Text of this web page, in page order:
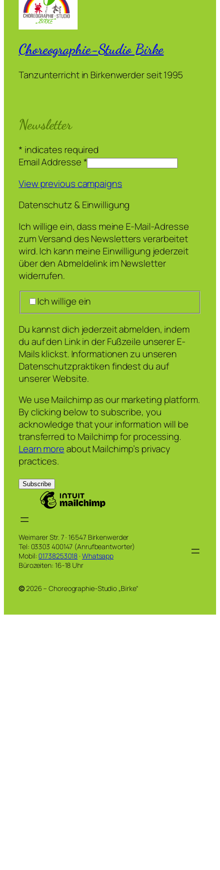
Choreographie-Studio Birke
Tanzunterricht in Birkenwerder seit 1995
Newsletter
* indicates required
Email Addresse*
View previous campaigns
Datenschutz & Einwilligung
Ich willige ein, dass meine E-Mail-Adresse
zum Versand des Newsletters verarbeitet
wird. Ich kann meine Einwilligung jederzeit
über den Abmeldelink im Newsletter
widerrufen.
Ich willige ein
Du kannst dich jederzeit abmelden, indem
du auf den Link in der Fußzeile unserer E-
Mails klickst. Informationen zu unseren
Datenschutzpraktiken findest du auf
unserer Website.
We use Mailchimp as our marketing platform.
By clicking below to subscribe, you
acknowledge that your information will be
transferred to Mailchimp for processing.
Learn moreabout Mailchimp’s privacy
practices.
Weimarer Str. 7 · 16547 Birkenwerder
Tel: 03303 400147 (Anrufbeantworter)
Mobil: 01738253018 · Whatsapp
Bürozeiten: 16-18 Uhr
©2026 – Choreographie-Studio „Birke“